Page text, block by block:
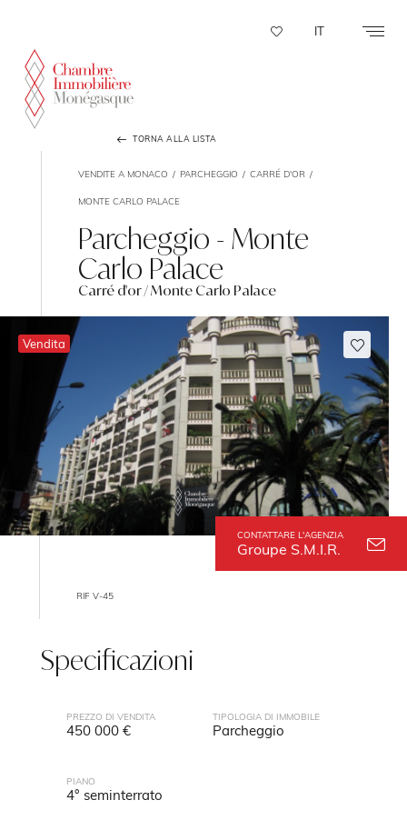
IT
TORNA ALLA LISTA
VENDITE A MONACO PARCHEGGIO CARRÉ D'OR
MONTE CARLO PALACE
Parcheggio - Monte
Carlo Palace
Carré d'or / Monte Carlo Palace
CONTATTARE L'AGENZIA
Groupe S.M.I.R.
Vendita
RIF V-45
Specificazioni
PREZZO DI VENDITA
450 000 €
TIPOLOGIA DI IMMOBILE
Parcheggio
PIANO
4° seminterrato